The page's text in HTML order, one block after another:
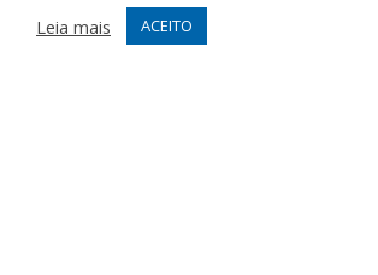
serão atendidas.
Leia mais
ACEITO